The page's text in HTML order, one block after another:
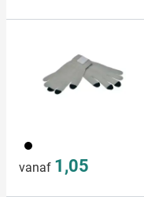
001
vanaf 1,05